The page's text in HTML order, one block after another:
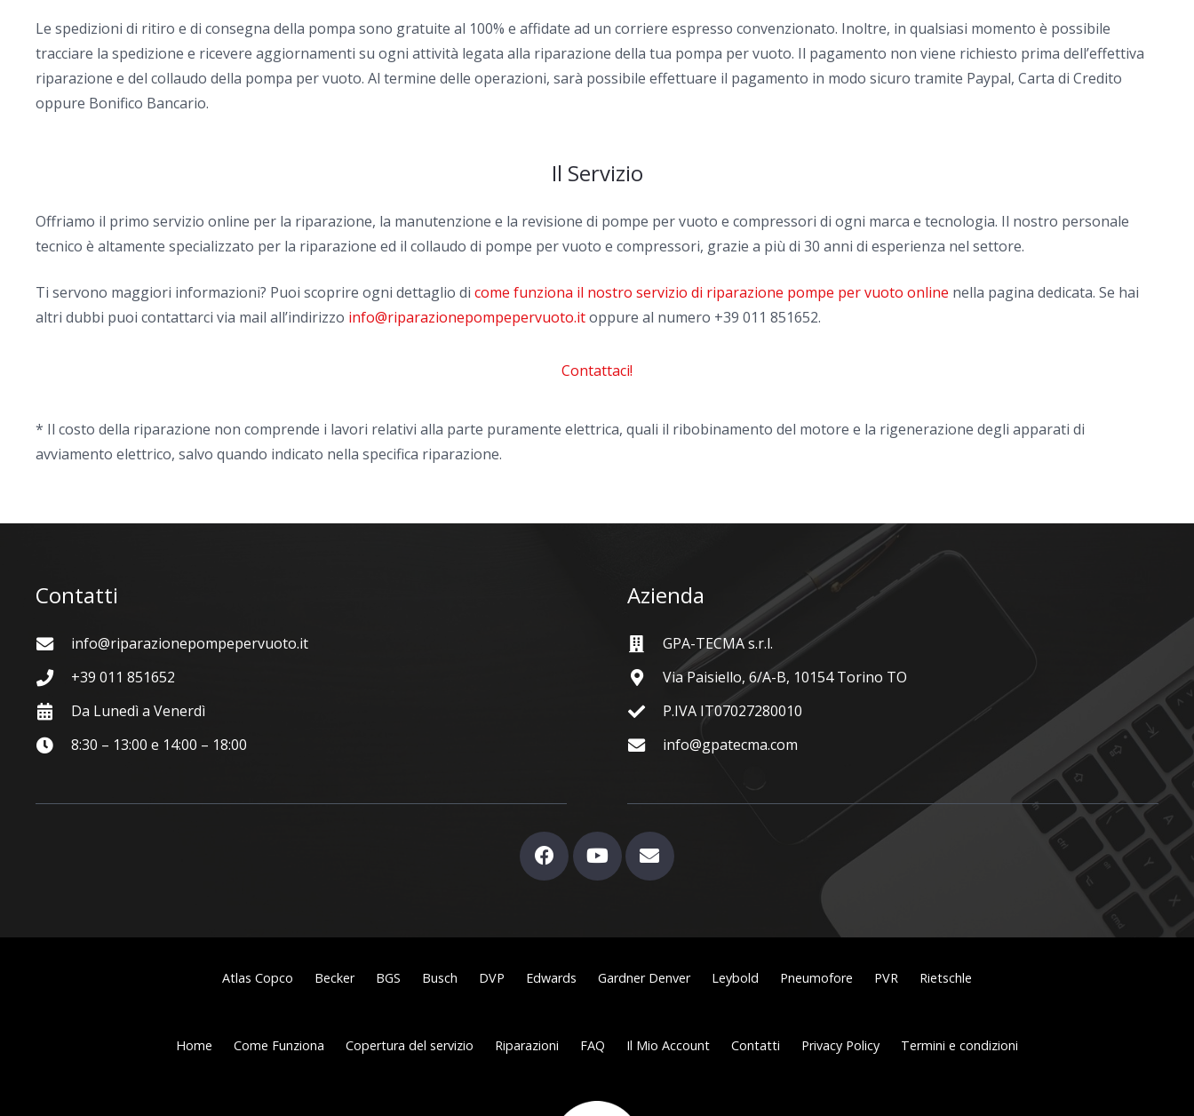
Le spedizioni di ritiro e di consegna della pompa sono gratuite al 100% e affidate ad un corriere espresso convenzionato. Inoltre, in qualsiasi momento è possibile
tracciare la spedizione e ricevere aggiornamenti su ogni attività legata alla riparazione della tua pompa per vuoto. Il pagamento non viene richiesto prima dell’effettiva
riparazione e del collaudo della pompa per vuoto. Al termine delle operazioni, sarà possibile effettuare il pagamento in modo sicuro tramite Paypal, Carta di Credito
oppure Bonifico Bancario.
Il Servizio
Offriamo il primo servizio online per la riparazione, la manutenzione e la revisione di pompe per vuoto e compressori di ogni marca e tecnologia. Il nostro personale
tecnico è altamente specializzato per la riparazione ed il collaudo di pompe per vuoto e compressori, grazie a più di 30 anni di esperienza nel settore.
Ti servono maggiori informazioni? Puoi scoprire ogni dettaglio di come funziona il nostro servizio di riparazione pompe per vuoto online nella pagina dedicata. Se hai
altri dubbi puoi contattarci via mail all’indirizzo info@riparazionepompepervuoto.itoppure al numero +39 011 851652.
Contattaci!
* Il costo della riparazione non comprende i lavori relativi alla parte puramente elettrica, quali il ribobinamento del motore e la rigenerazione degli apparati di
avviamento elettrico, salvo quando indicato nella specifica riparazione.
Contatti
info@riparazionepompepervuoto.it
+39 011 851652
Da Lunedì a Venerdì
8:30 – 13:00 e 14:00 – 18:00
Azienda
GPA-TECMA s.r.l.
Via Paisiello, 6/A-B, 10154 Torino TO
P.IVA IT07027280010
info@gpatecma.com
Atlas Copco Becker BGS Busch DVP Edwards Gardner Denver Leybold Pneumofore PVR Rietschle
Home Come Funziona Copertura del servizio Riparazioni FAQ Il Mio Account Contatti Privacy Policy Termini e condizioni